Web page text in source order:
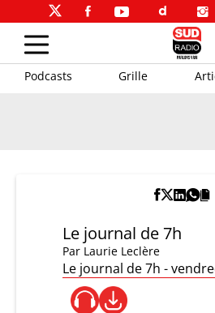
Podcasts Grille
Le journal de 7h
Par Laurie Leclère
Le journal de 7h -